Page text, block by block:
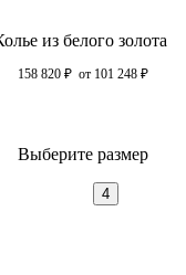
из белого золота
158 820 ₽ от 101 248 ₽
Выберите размер
4